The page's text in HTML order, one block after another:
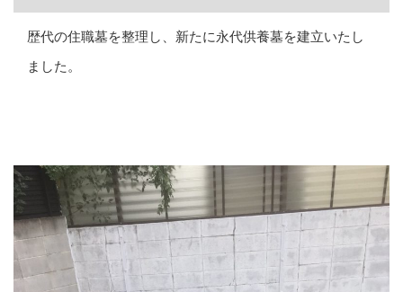
歴代の住職墓を整理し、新たに永代供養墓を建立いたし
ました。